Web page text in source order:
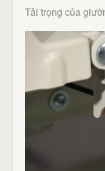
Tải trọng của